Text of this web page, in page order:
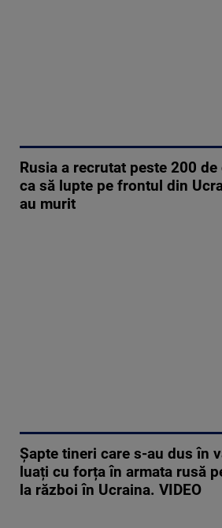
Rusia a recrutat peste 200
ca să lupte pe frontul din
au murit
Șapte tineri care s-au dus în
luați cu forța în armata rusă
la război în Ucraina. VIDEO